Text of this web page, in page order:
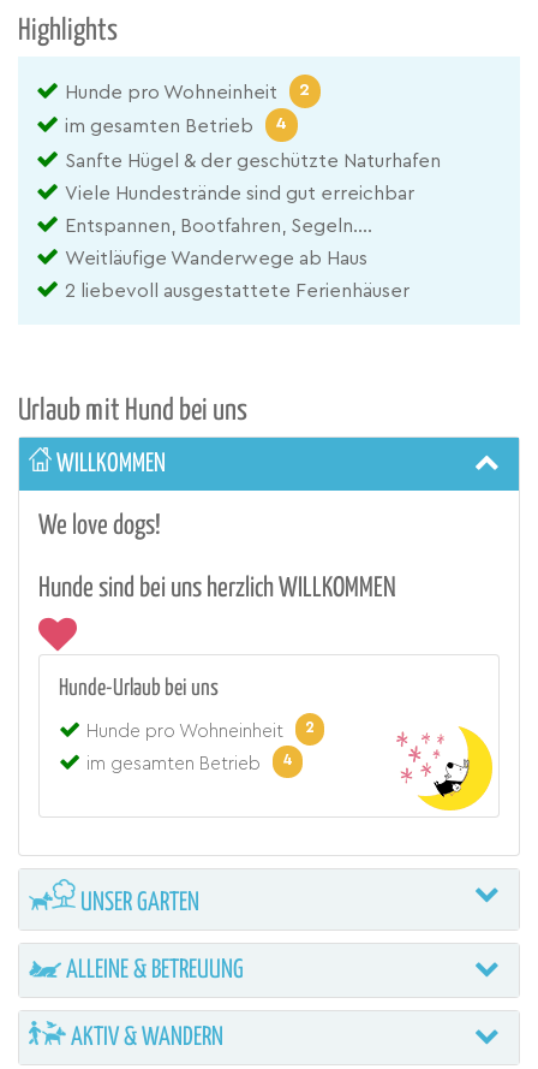
Highlights
Hunde pro Wohneinheit 2
im gesamten Betrieb 4
Sanfte Hügel & der geschützte Naturhafen
Viele Hundestrände sind gut erreichbar
Entspannen, Bootfahren, Segeln....
Weitläufige Wanderwege ab Haus
2 liebevoll ausgestattete Ferienhäuser
Urlaub mit Hund bei uns
WILLKOMMEN
We love dogs!
Hunde sind bei uns herzlich WILLKOMMEN
Hunde-Urlaub bei uns
Hunde pro Wohneinheit 2
im gesamten Betrieb 4
UNSER GARTEN
ALLEINE & BETREUUNG
AKTIV & WANDERN